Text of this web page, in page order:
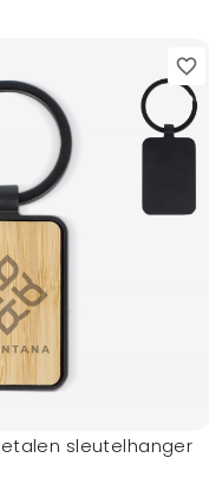
sleutelhanger